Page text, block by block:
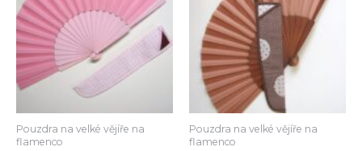
Pouzdra na velké vějíře na
flamenco
Pouzdra na velké vějíře na
flamenco